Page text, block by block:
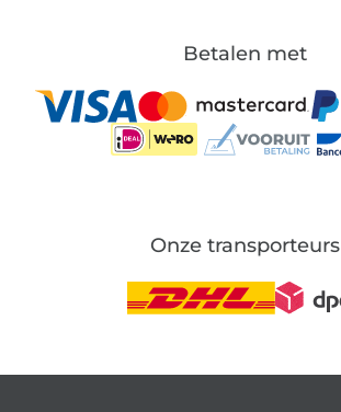
Betalen met
Onze transporteurs